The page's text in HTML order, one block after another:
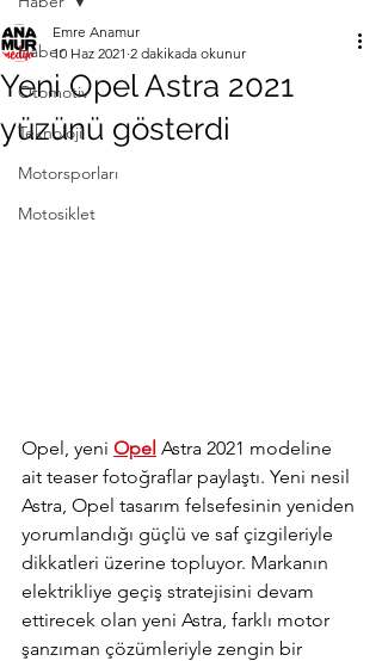
Haber
Otomotiv
Teknoloji
Motorsporları
Motosiklet
Yeni Opel Astra 2021
yüzünü gösterdi
Emre Anamur
10 Haz 2021 2 dakikada okunur
Opel, yeni Opel Astra 2021 modeline
ait teaser fotoğraflar paylaştı. Yeni nesil
Astra, Opel tasarım felsefesinin yeniden
yorumlandığı güçlü ve saf çizgileriyle
dikkatleri üzerine topluyor. Markanın
elektrikliye geçiş stratejisini devam
ettirecek olan yeni Astra, farklı motor
şanzıman çözümleriyle zengin bir